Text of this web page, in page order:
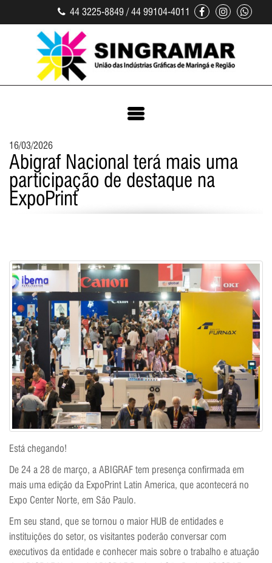
44 3225-8849 / 44 99104-4011
16/03/2026
Abigraf Nacional terá mais uma
participação de destaque na
ExpoPrint
Está chegando!
De 24 a 28 de março, a ABIGRAF tem presença confirmada em
mais uma edição da ExpoPrint Latin America, que acontecerá no
Expo Center Norte, em São Paulo.
Em seu stand, que se tornou o maior HUB de entidades e
instituições do setor, os visitantes poderão conversar com
executivos da entidade e conhecer mais sobre o trabalho e atuação